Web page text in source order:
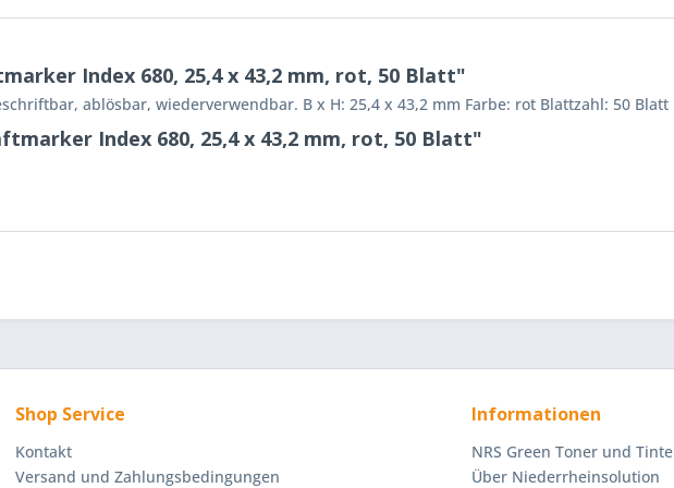
Index 680, 25,4 x 43,2 mm, rot, 50 Blatt"
ablösbar, wiederverwendbar. B x H: 25,4 x 43,2 mm Farbe: rot Blattzahl: 50 Blatt
Index 680, 25,4 x 43,2 mm, rot, 50 Blatt"
Shop Service
Kontakt
Versand und Zahlungsbedingungen
Informationen
NRS Green Toner und Tinte
Über Niederrheinsolution